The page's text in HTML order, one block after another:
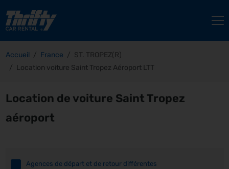
Accueil France
ST. TROPEZ(R)
Location voiture Saint Tropez Aéroport LTT
Location de voiture Saint Tropez
aéroport
Agences de départ et de retour différentes